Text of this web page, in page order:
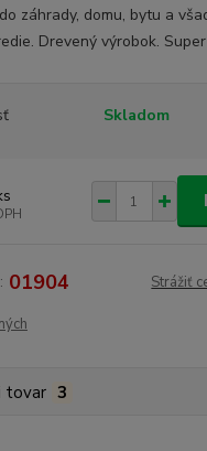
záhrady, domu, bytu a
Drevený výrobok.
Skladom
01904 Strážiť
tovar 3